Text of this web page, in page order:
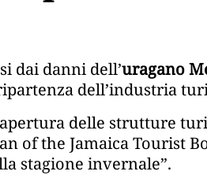
dai danni dell’uragano
dell’industria
delle strutture
of the Jamaica Tourist
stagione invernale”.